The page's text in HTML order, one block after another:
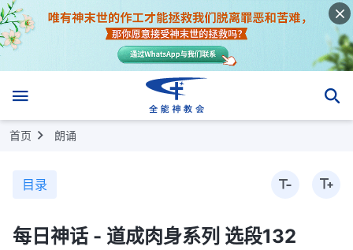
首页 朗诵
目录
每日神话 - 道成肉身系列 选段132